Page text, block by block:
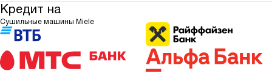
Кредит на
Сушильные машины Miele